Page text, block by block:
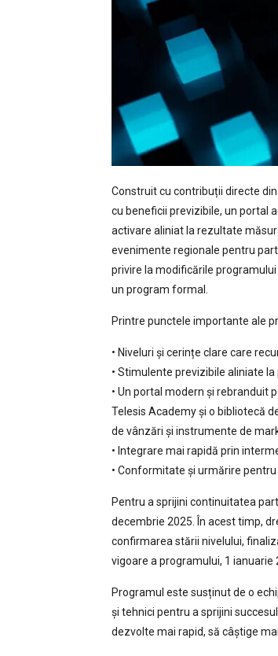
Construit cu contribuții directe
cu beneficii previzibile, un portal
activare aliniat la rezultate
evenimente regionale pentru
privire la modificările
un program formal.
Printre punctele importante ale
• Niveluri și cerințe clare care
• Stimulente previzibile aliniate
• Un portal modern și rebranduit
Telesis Academy și o bibliotecă
de vânzări și instrumente de
• Integrare mai rapidă prin
• Conformitate și urmărire
Pentru a sprijini continuitatea
decembrie 2025. În acest timp,
confirmarea stării nivelului,
vigoare a programului, 1 ianuarie
Programul este susținut de o
și tehnici pentru a sprijini
dezvolte mai rapid, să câștige